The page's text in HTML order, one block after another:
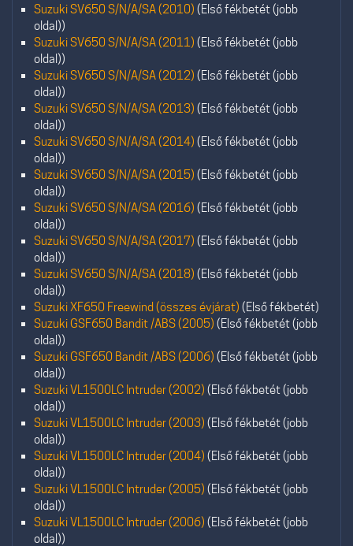
Suzuki SV650 S/N/A/SA (2010) (Első fékbetét (jobb
oldal))
Suzuki SV650 S/N/A/SA (2011) (Első fékbetét (jobb
oldal))
Suzuki SV650 S/N/A/SA (2012) (Első fékbetét (jobb
oldal))
Suzuki SV650 S/N/A/SA (2013) (Első fékbetét (jobb
oldal))
Suzuki SV650 S/N/A/SA (2014) (Első fékbetét (jobb
oldal))
Suzuki SV650 S/N/A/SA (2015) (Első fékbetét (jobb
oldal))
Suzuki SV650 S/N/A/SA (2016) (Első fékbetét (jobb
oldal))
Suzuki SV650 S/N/A/SA (2017) (Első fékbetét (jobb
oldal))
Suzuki SV650 S/N/A/SA (2018) (Első fékbetét (jobb
oldal))
Suzuki XF650 Freewind (összes évjárat) (Első fékbetét)
Suzuki GSF650 Bandit /ABS (2005) (Első fékbetét (jobb
oldal))
Suzuki GSF650 Bandit /ABS (2006) (Első fékbetét (jobb
oldal))
Suzuki VL1500LC Intruder (2002) (Első fékbetét (jobb
oldal))
Suzuki VL1500LC Intruder (2003) (Első fékbetét (jobb
oldal))
Suzuki VL1500LC Intruder (2004) (Első fékbetét (jobb
oldal))
Suzuki VL1500LC Intruder (2005) (Első fékbetét (jobb
oldal))
Suzuki VL1500LC Intruder (2006) (Első fékbetét (jobb
oldal))